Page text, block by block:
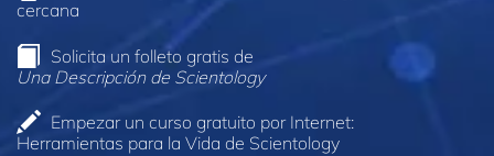
cercana
Solicita un folleto gratis de
Una Descripción de Scientology
Empezar un curso gratuito por Internet:
Herramientas para la Vida de Scientology